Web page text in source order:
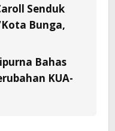
Senduk
Bunga,
Bahas
KUA-